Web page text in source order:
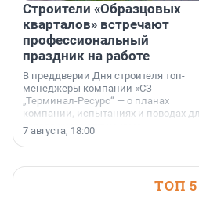
Строители «Образцовых
кварталов» встречают
профессиональный
праздник на работе
В преддверии Дня строителя топ-
менеджеры компании «СЗ
„Терминал-Ресурс“ — о планах
компании, испытаниях и поводах
осторожного оптимизма.
7 августа, 18:00
ТОП 5